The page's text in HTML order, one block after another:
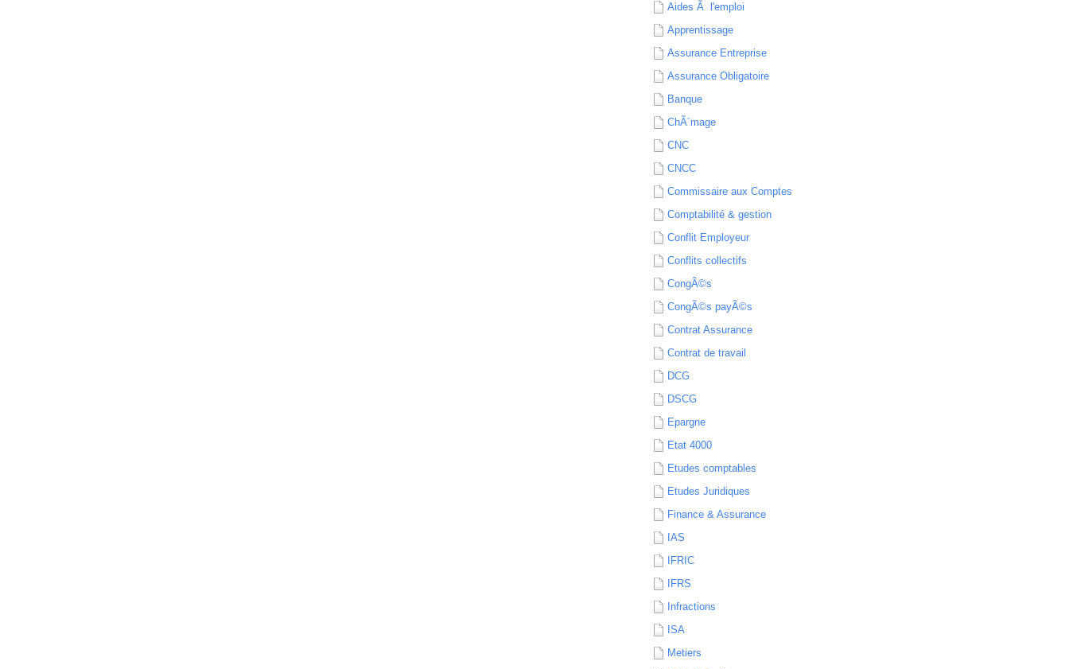
Aides Ã l'emploi
Apprentissage
Assurance Entreprise
Assurance Obligatoire
Banque
ChÃ´mage
CNC
CNCC
Commissaire aux Comptes
Comptabilité & gestion
Conflit Employeur
Conflits collectifs
CongÃ©s
CongÃ©s payÃ©s
Contrat Assurance
Contrat de travail
DCG
DSCG
Epargne
Etat 4000
Etudes comptables
Etudes Juridiques
Finance & Assurance
IAS
IFRIC
IFRS
Infractions
ISA
Metiers